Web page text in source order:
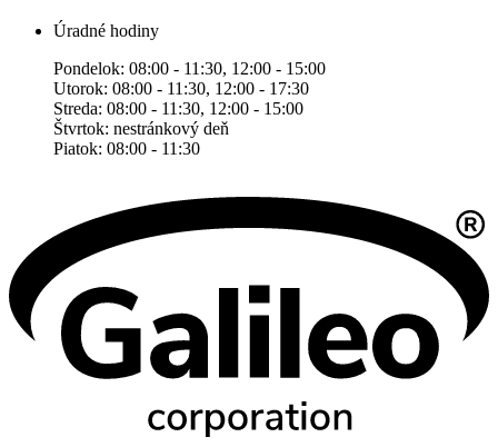
Úradné hodiny
Pondelok: 08:00 - 11:30, 12:00 - 15:00
Utorok: 08:00 - 11:30, 12:00 - 17:30
Streda: 08:00 - 11:30, 12:00 - 15:00
Štvrtok: nestránkový deň
Piatok: 08:00 - 11:30